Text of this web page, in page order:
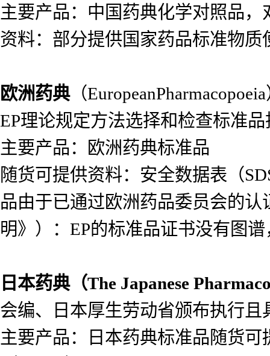
主要产品：中国药典化学对照品
资料：部分提供国家药品标准物质
欧洲药典（
EP理论规定方法选择和检查标准
主要产品：欧洲药典标准品
随货可提供资料：安全数据表（
品由于已通过欧洲药品委员会的
明》）：EP的标准品证书没有图
日本药典（The Japanese
会编、日本厚生劳动省颁布执行
主要产品：日本药典标准品随货